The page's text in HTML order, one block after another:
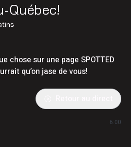
Québec!
chose sur une page SPOTTED
qu’on jase de vous!
6:00